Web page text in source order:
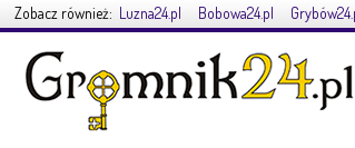
Zobacz również: Luzna24.pl Bobowa24.pl